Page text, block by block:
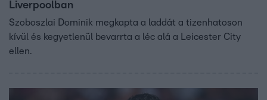
Liverpoolban
Szoboszlai Dominik megkapta a laddát a tizenhatoson
kívül és kegyetlenül bevarrta a léc alá a Leicester City
ellen.